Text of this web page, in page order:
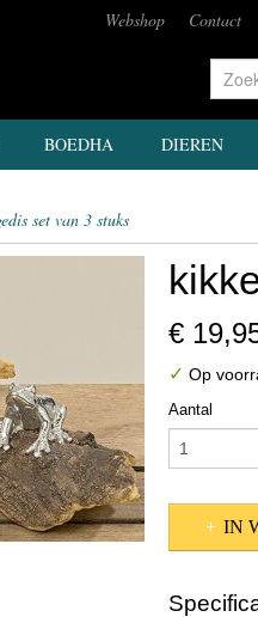
Webshop Contact
BOEDHA DIEREN
set van 3 stuks
€
✓ Op
Aantal
IN